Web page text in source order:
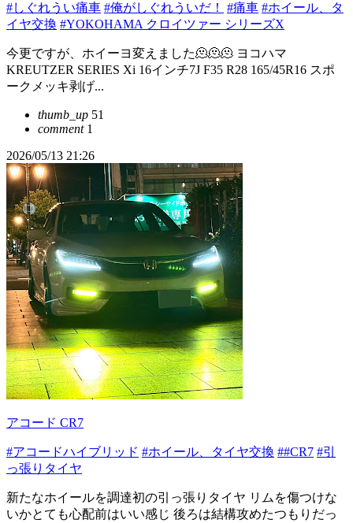
#しぐれうい痛車 #俺がしぐれういだ！ #痛車 #ホイール、タ
イヤ交換 #YOKOHAMA クロイツァー シリーズX
今更ですが、ホイーヨ変えました🫠🫠🫠 ヨコハマ
KREUTZER SERIES Xi 16インチ7J F35 R28 165/45R16 スポ
ークメッキ剥げ...
thumb_up 51
comment1
2026/05/13 21:26
アコード CR7
#アコードハイブリッド #ホイール、タイヤ交換 ##CR7 #引
っ張りタイヤ
新たなホイールを調達初の引っ張りタイヤ リムを傷つけな
いかとても心配前はいい感じ 後ろは結構攻めたつもりだっ